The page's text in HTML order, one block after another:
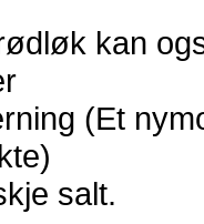
kan
(Et
salt.